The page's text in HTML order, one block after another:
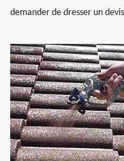
demander de dresser un